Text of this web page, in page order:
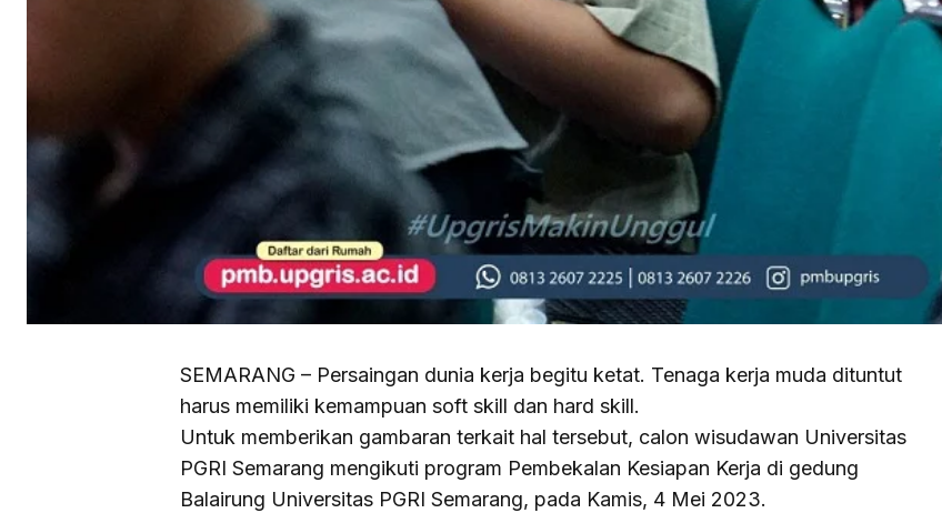
SEMARANG – Persaingan dunia kerja begitu ketat. Tenaga kerja muda dituntut
harus memiliki kemampuan soft skill dan hard skill.
Untuk memberikan gambaran terkait hal tersebut, calon wisudawan Universitas
PGRI Semarang mengikuti program Pembekalan Kesiapan Kerja di gedung
Balairung Universitas PGRI Semarang, pada Kamis, 4 Mei 2023.